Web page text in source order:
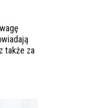
także za